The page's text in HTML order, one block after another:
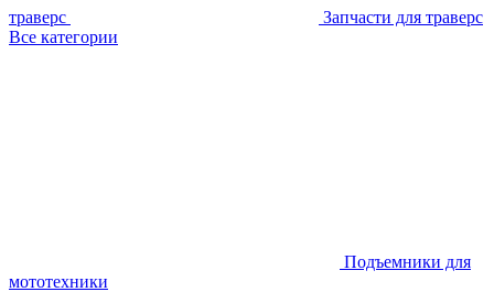
траверс
Запчасти для траверс
Все категории
Подъемники для
мототехники